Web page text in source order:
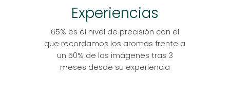
Experiencias
65% es el nivel de precisión con el
que recordamos los aromas frente a
un 50% de las imágenes tras 3
meses desde su experiencia